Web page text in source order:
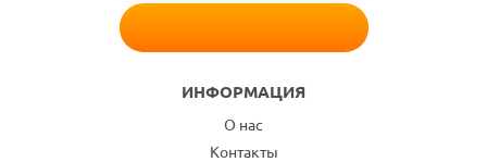
ИНФОРМАЦИЯ
О нас
Контакты